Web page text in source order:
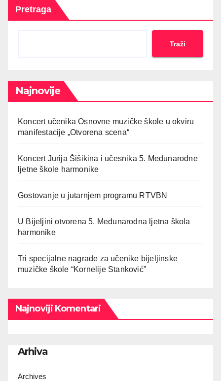
Pretraga
Traži
Najnovije
Koncert učenika Osnovne muzičke škole u okviru
manifestacije „Otvorena scena“
Koncert Jurija Šišikina i učesnika 5. Međunarodne
ljetne škole harmonike
Gostovanje u jutarnjem programu RTVBN
U Bijeljini otvorena 5. Međunarodna ljetna škola
harmonike
Tri specijalne nagrade za učenike bijeljinske
muzičke škole “Kornelije Stanković”
Najnoviji Komentari
Arhiva
Archives